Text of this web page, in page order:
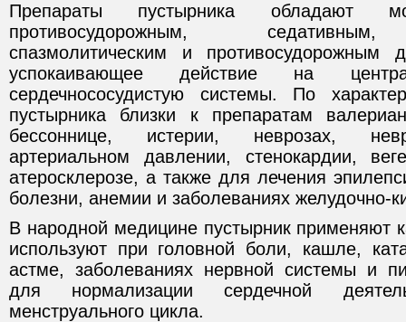
Препараты пустырника обладают
противосудорожным, седативным,
спазмолитическим и противосудорожным
успокаивающее действие на
сердечнососудистую системы. По
пустырника близки к препаратам
бессоннице, истерии, неврозах,
артериальном давлении, стенокардии,
атеросклерозе, а также для лечения
болезни, анемии и заболеваниях желудочно-
В народной медицине пустырник применяют
используют при головной боли, кашле,
астме, заболеваниях нервной системы и
для нормализации сердечной
менструального цикла.